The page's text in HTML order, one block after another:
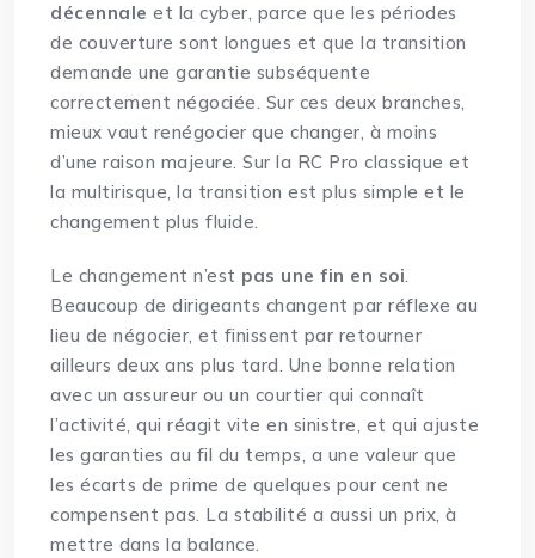
décennale et la cyber, parce que les périodes
de couverture sont longues et que la transition
demande une garantie subséquente
correctement négociée. Sur ces deux branches,
mieux vaut renégocier que changer, à moins
d’une raison majeure. Sur la RC Pro classique et
la multirisque, la transition est plus simple et le
changement plus fluide.
Le changement n’est pas une fin en soi.
Beaucoup de dirigeants changent par réflexe au
lieu de négocier, et finissent par retourner
ailleurs deux ans plus tard. Une bonne relation
avec un assureur ou un courtier qui connaît
l’activité, qui réagit vite en sinistre, et qui ajuste
les garanties au fil du temps, a une valeur que
les écarts de prime de quelques pour cent ne
compensent pas. La stabilité a aussi un prix, à
mettre dans la balance.